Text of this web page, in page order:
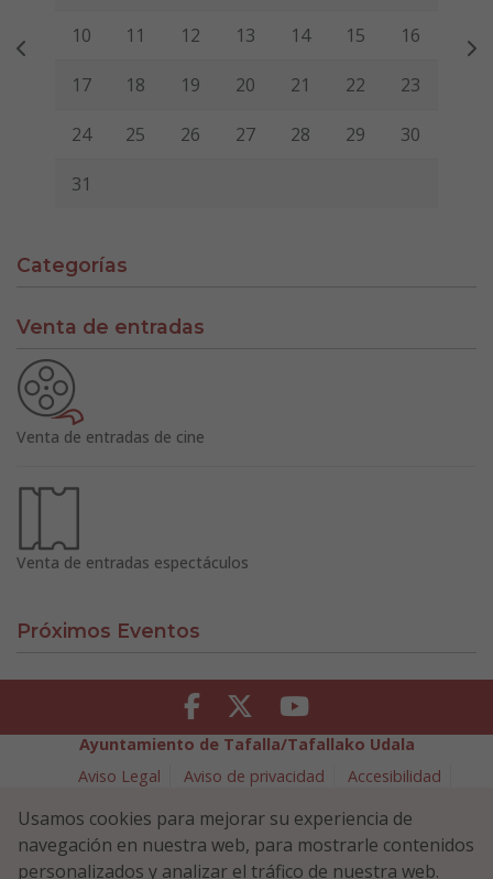
10 11 12 13 14 15 16
17 18 19 20 21 22 23
24 25 26 27 28 29 30
31
Categorías
Venta de entradas
Venta de entradas de cine
Venta de entradas espectáculos
Próximos Eventos
Facebook Twitter Youtube
Ayuntamiento de Tafalla/Tafallako Udala
Aviso Legal
Aviso de privacidad
Accesibilidad
Política de Seguridad de la Información
Plaza Navarra 5 - 31300 Tafalla (NAVARRA)
948 70 18 11
Usamos cookies para mejorar su experiencia de
navegación en nuestra web, para mostrarle contenidos
personalizados y analizar el tráfico de nuestra web.